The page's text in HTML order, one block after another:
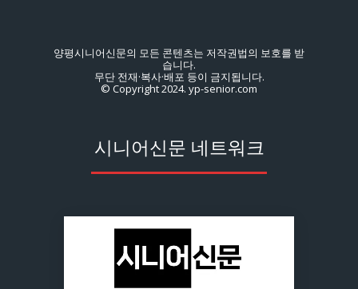
양평시니어신문의 모든 콘텐츠는 저작권법의 보호를 받
습니다.
무단 전재·복사·배포 등이 금지됩니다.
© Copyright 2024. yp-senior.com
시니어신문 네트워크